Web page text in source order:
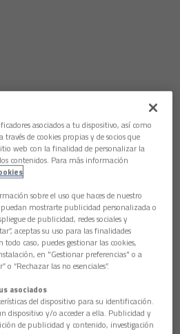
asociados a tu dispositivo, así como
de cookies propias y de socios que
web con la finalidad de personalizar la
contenidos. Para más información
sobre el uso que haces de nuestro
mostrarte publicidad personalizada o
de publicidad, redes sociales y
aceptas su uso para las finalidades
caso, puedes gestionar las cookies,
en "Gestionar preferencias" o a
o “Rechazar las no esenciales”.
asociados
del dispositivo para su identificación.
dispositivo y/o acceder a ella. Publicidad y
de publicidad y contenido, investigación